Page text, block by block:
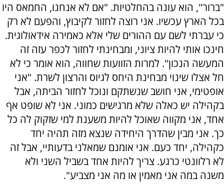
"ברור", הוא עונה בהחלטיות. "אם לא אנחנו, החמאס היו
בכל הארץ עכשיו. אני רוצה לחזור לקיבוץ, והפעם לא רק
כי עברתי לשם עם ההורים שלי אלא כאמירה אידאולוגית.
חינכו אותי להיות ציוני, ומבחינתי לחזור לכפר עזה זה
המעשה הנכון". למרות הזוועות שחווה, הוא אומר כי לא
חל אצלו שינוי מבחינת היחס לגיוס והרצון לשרת. "אני
אופטימי, אני חושב שנשתקם ונוכל לחזור הביתה, אבל
בקהילה יש כאלה שלא מרגישים כמוני. אני לא שופט אף
אחד, אני מקווה שאוכל להיות משענת למי שזקוק לה כל
כך. אני מבין שהדרך היחידה שנצא מזה תהיה יחד
כקהילה, יחד כעם. אני אומנם שמאלני בדעותיי, אבל זה
לא רלוונטי כרגע. צריך להיות אחד בשביל השני ולא
משנה במה אני מאמין או מה אני מצביע".